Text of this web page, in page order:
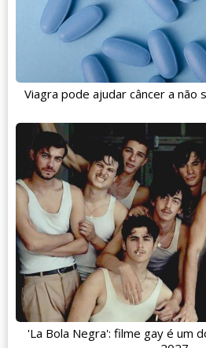
Viagra pode ajudar câncer a não
'La Bola Negra': filme gay é um